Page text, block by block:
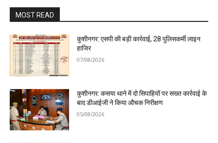
MOST READ
कुशीनगर: एसपी की बड़ी कार्रवाई, 28 पुलिसकर्मी लाइन
हाजिर
07/08/2026
कुशीनगर: कसया थाने में दो सिपाहियों पर सख्त कार्रवाई के
बाद डीआईजी ने किया औचक निरीक्षण
05/08/2026